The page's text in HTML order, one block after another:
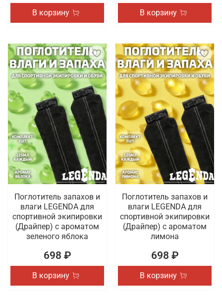
В корзину В корзину
Поглотитель запахов и
влаги LEGENDA для
спортивной экипировки
(Драйпер) с ароматом
зеленого яблока
698 ₽
В корзину
Поглотитель запахов и
влаги LEGENDA для
спортивной экипировки
(Драйпер) с ароматом
лимона
698 ₽
В корзину